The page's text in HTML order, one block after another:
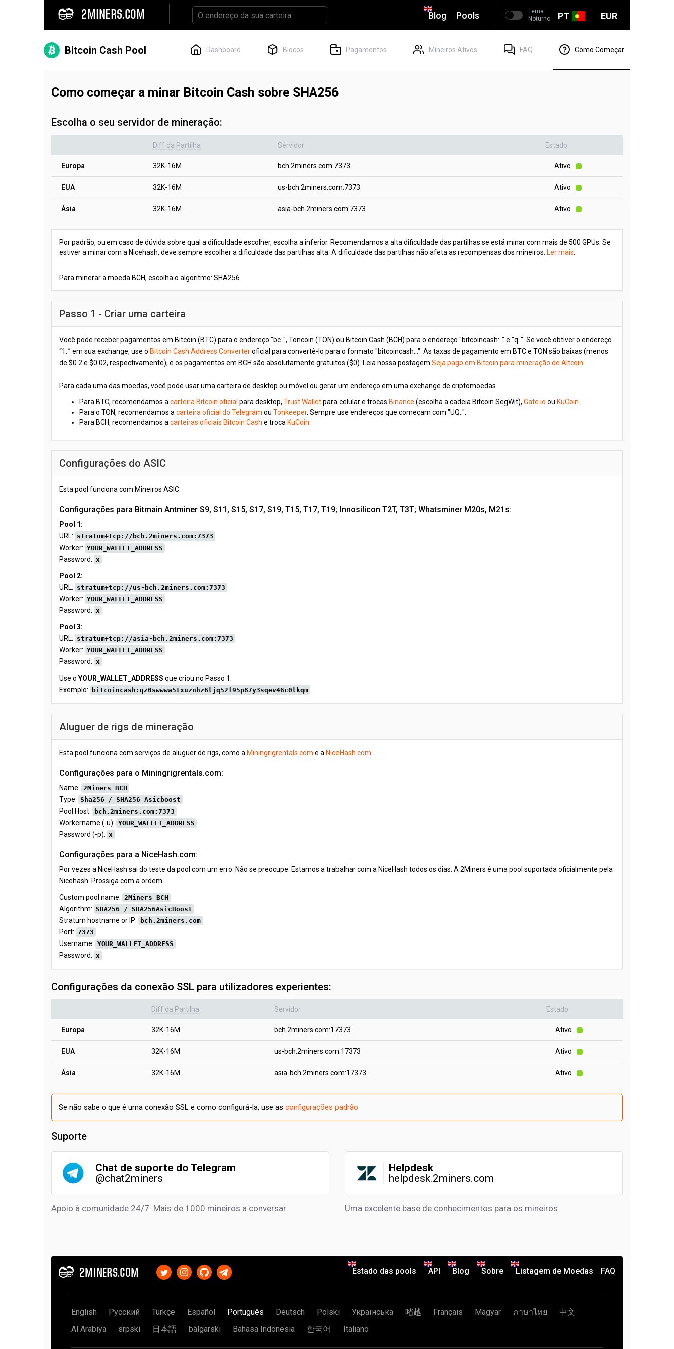
2MINERS.COM PT EUR
Blog Pools
Tema
Noturno
Bitcoin Cash Pool Dashboard Blocos Pagamentos Mineiros Ativos FAQ Como Começar
Como começar a minar Bitcoin Cash sobre SHA256
Escolha o seu servidor de mineração:
Diff da Partilha Servidor Estado
Europa 32K-16M bch.2miners.com:7373 Ativo
EUA 32K-16M us-bch.2miners.com:7373 Ativo
Ásia 32K-16M asia-bch.2miners.com:7373 Ativo
Por padrão, ou em caso de dúvida sobre qual a dificuldade escolher, escolha a inferior. Recomendamos a alta dificuldade das partilhas se está minar com mais de 500 GPUs. Se
estiver a minar com a Nicehash, deve sempre escolher a dificuldade das partilhas alta. A dificuldade das partilhas não afeta as recompensas dos mineiros. Ler mais
Para minerar a moeda BCH, escolha o algoritmo: SHA256
Passo 1 - Criar uma carteira
Você pode receber pagamentos em Bitcoin (BTC) para o endereço "bc..", Toncoin (TON) ou Bitcoin Cash (BCH) para o endereço "bitcoincash:.." e "q..". Se você obtiver o endereço
“1..” em sua exchange, use o Bitcoin Cash Address Converteroficial para convertê-lo para o formato "bitcoincash:..". As taxas de pagamento em BTC e TON são baixas (menos
de $0.2 e $0.02, respectivamente), e os pagamentos em BCH são absolutamente gratuitos ($0). Leia nossa postagem Seja pago em Bitcoin para mineração de Altcoin
Para cada uma das moedas, você pode usar uma carteira de desktop ou móvel ou gerar um endereço em uma exchange de criptomoedas.
Para BTC, recomendamos a carteira Bitcoin oficial para desktop, Trust Walletpara celular e trocas Binance (escolha a cadeia Bitcoin SegWit), Gate.io ou KuCoin
Para o TON, recomendamos a carteira oficial do Telegram ou Tonkeeper. Sempre use endereços que começam com "UQ..".
Para BCH, recomendamos a carteiras oficiais Bitcoin Cash e troca KuCoin
Configurações do ASIC
Esta pool funciona com Mineiros ASIC.
Configurações para Bitmain Antminer S9, S11, S15, S17, S19, T15, T17, T19; Innosilicon T2T, T3T; Whatsminer M20s, M21s:
Pool 1:
URL: stratum+tcp://bch.2miners.com:7373
Worker: YOUR_WALLET_ADDRESS
Password: x
Pool 2:
URL: stratum+tcp://us-bch.2miners.com:7373
Worker: YOUR_WALLET_ADDRESS
Password: x
Pool 3:
URL: stratum+tcp://asia-bch.2miners.com:7373
Worker: YOUR_WALLET_ADDRESS
Password: x
Use o YOUR_WALLET_ADDRESS que criou no Passo 1.
Exemplo:
bitcoincash:qz0swwwa5txuznhz6ljq52f95p87y3sqev46c0lkqm
Aluguer de rigs de mineração
Esta pool funciona com serviços de aluguer de rigs, como a Miningrigrentals.com e a NiceHash.com
Configurações para o Miningrigrentals.com:
Name: 2Miners BCH
Type: Sha256 / SHA256 Asicboost
Pool Host: bch.2miners.com:7373
Workername (-u): YOUR_WALLET_ADDRESS
Password (-p): x
Configurações para a NiceHash.com:
Por vezes a NiceHash sai do teste da pool com um erro. Não se preocupe. Estamos a trabalhar com a NiceHash todos os dias. A 2Miners é uma pool suportada oficialmente pela
Nicehash. Prossiga com a ordem.
Custom pool name: 2Miners BCH
Algorithm: SHA256 / SHA256AsicBoost
Stratum hostname or IP: bch.2miners.com
Port: 7373
Username: YOUR_WALLET_ADDRESS
Password: x
Configurações da conexão SSL para utilizadores experientes:
Diff da Partilha Servidor Estado
Europa 32K-16M bch.2miners.com:17373 Ativo
EUA 32K-16M us-bch.2miners.com:17373 Ativo
Ásia 32K-16M asia-bch.2miners.com:17373 Ativo
Se não sabe o que é uma conexão SSL e como configurá-la, use as configurações padrão
Suporte
Chat de suporte do Telegram
@chat2miners
Apoio à comunidade 24/7: Mais de 1000 mineiros a conversar
Helpdesk
helpdesk.2miners.com
Uma excelente base de conhecimentos para os mineiros
2MINERS.COM Estado das pools API Blog Sobre Listagem de Moedas FAQ
English Русский Türkçe Español Português Deutsch Polski Українська 㗂越 Français Magyar ภาษาไทย
中文
Al Arabiya
srpski 日本語 bãlgarski Bahasa Indonesia 한국어 Italiano